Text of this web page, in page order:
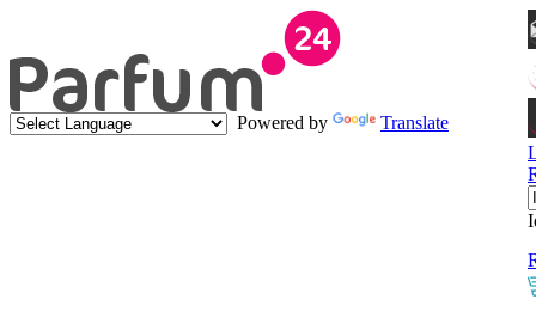
Powered by
Translate